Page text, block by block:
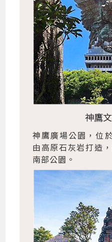
神鷹
神鷹廣場公園，位
由高原石灰岩打造
南部公園。